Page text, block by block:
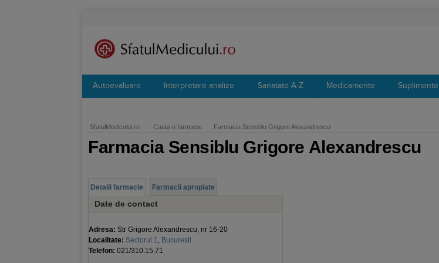
Autoevaluare Interpretare analize Sanatate A-Z Medicamente Suplimente
SfatulMedicului.ro Cauta o farmacie Farmacia Sensiblu Grigore Alexandrescu
Farmacia Sensiblu Grigore Alexandrescu
Detalii farmacie Farmacii apropiate
Date de contact
Adresa: Str Grigore Alexandrescu, nr 16-20
Localitate: Sectorul 1, Bucuresti
Telefon: 021/310.15.71